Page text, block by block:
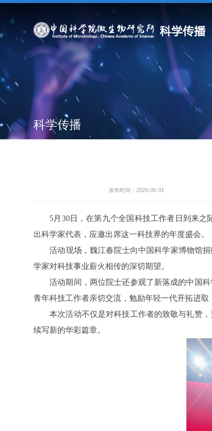
科学传播
发布时间：2025-05-31
5月30日，在第九个全国科技工作者日到来
出科学家代表，应邀出席这一科技界的年度盛会。
活动现场，魏江春院士向中国科学家博物馆
学家对科技事业薪火相传的深切期望。
活动期间，两位院士还参观了新落成的中国
青年科技工作者亲切交流，勉励年轻一代开拓进取
本次活动不仅是对科技工作者的致敬与礼赞
续写新的华彩篇章。